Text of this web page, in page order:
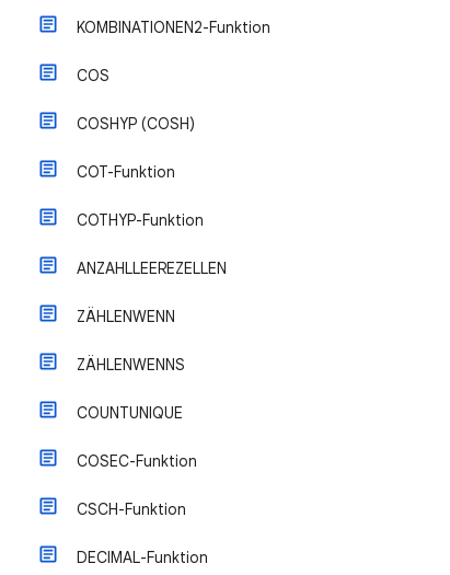
KOMBINATIONEN2-Funktion
COS
COSHYP (COSH)
COT-Funktion
COTHYP-Funktion
ANZAHLLEEREZELLEN
ZÄHLENWENN
ZÄHLENWENNS
COUNTUNIQUE
COSEC-Funktion
CSCH-Funktion
DECIMAL-Funktion